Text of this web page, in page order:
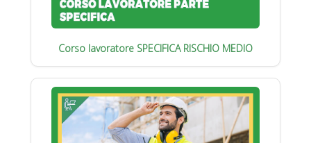
Corso lavoratore SPECIFICA RISCHIO MEDIO